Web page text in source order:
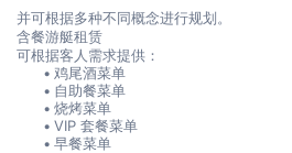
并可根据多种不同概念进行规划。
含餐游艇租赁
可根据客人需求提供：
鸡尾酒菜单
自助餐菜单
烧烤菜单
VIP 套餐菜单
早餐菜单